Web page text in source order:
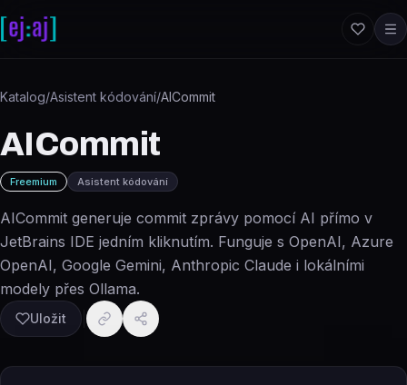
Katalog/Asistent kódování/AICommit
AICommit
Freemium Asistent kódování
AICommit generuje commit zprávy pomocí AI přímo v
JetBrains IDE jedním kliknutím. Funguje s OpenAI, Azure
OpenAI, Google Gemini, Anthropic Claude i lokálními
modely přes Ollama.
Uložit